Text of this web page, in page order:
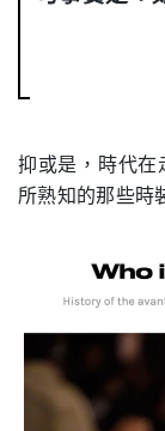
抑或是，時代在
所熟知的那些時